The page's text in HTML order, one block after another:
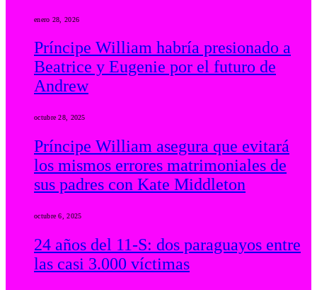
enero 28, 2026
Príncipe William habría presionado a
Beatrice y Eugenie por el futuro de
Andrew
octubre 28, 2025
Príncipe William asegura que evitará
los mismos errores matrimoniales de
sus padres con Kate Middleton
octubre 6, 2025
24 años del 11-S: dos paraguayos entre
las casi 3.000 víctimas